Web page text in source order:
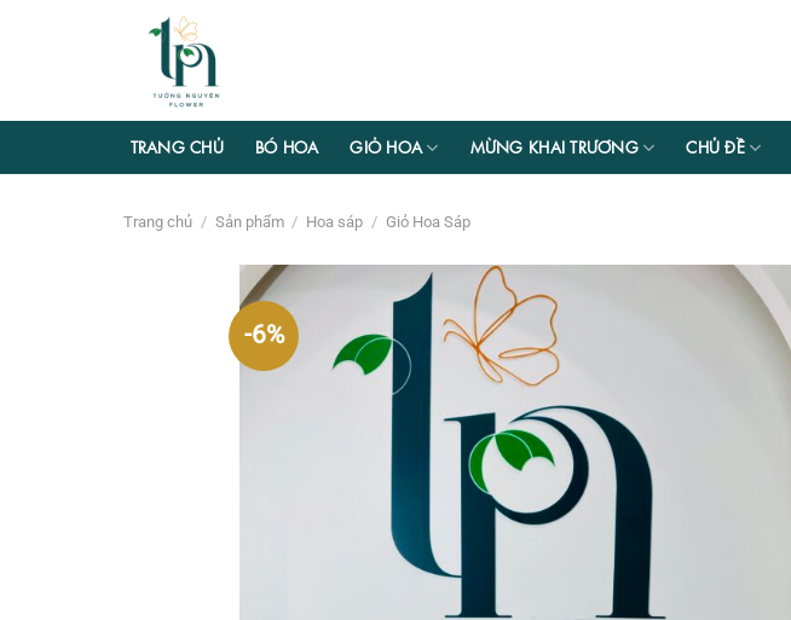
TRANG CHỦ BÓ HOA GIỎ HOA MỪNG KHAI TRƯƠNG CHỦ ĐỀ
Trang chủ / Sản phẩm / Hoa sáp / Giỏ Hoa Sáp
-6%